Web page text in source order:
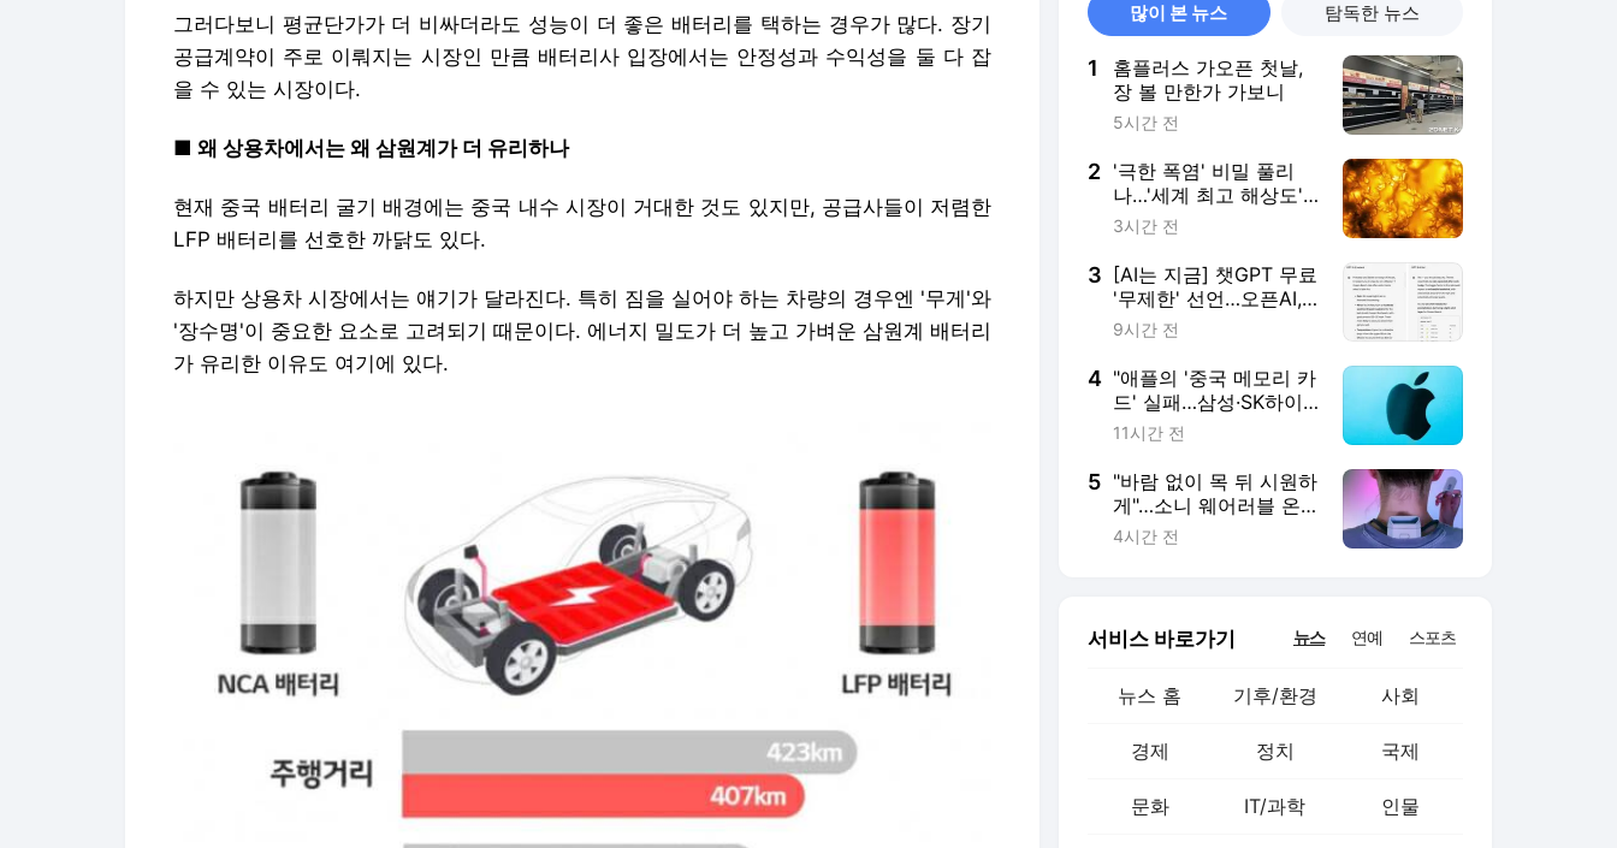
그러다보니 평균단가가 더 비싸더라도 성능이 더 좋은 배터리를 택하는 경우가 많다. 장기
공급계약이 주로 이뤄지는 시장인 만큼 배터리사 입장에서는 안정성과 수익성을 둘 다 잡
을 수 있는 시장이다.
■ 왜 상용차에서는 왜 삼원계가 더 유리하나
현재 중국 배터리 굴기 배경에는 중국 내수 시장이 거대한 것도 있지만, 공급사들이 저렴한
LFP 배터리를 선호한 까닭도 있다.
하지만 상용차 시장에서는 얘기가 달라진다. 특히 짐을 실어야 하는 차량의 경우엔 '무게'와
'장수명'이 중요한 요소로 고려되기 때문이다. 에너지 밀도가 더 높고 가벼운 삼원계 배터리
가 유리한 이유도 여기에 있다.
많이 본 뉴스 탐독한 뉴스
1
홈플러스 가오픈 첫날,
장 볼 만한가 가보니
5시간 전
2 '극한 폭염' 비밀 풀리
나…'세계 최고 해상도'
태양 표면 사진 공개
3시간 전
3
[AI는 지금] 챗GPT 무료
'무제한' 선언…오픈AI,
구독 전략 다시 짠다
9시간 전
4 "애플의 '중국 메모리 카
드' 실패…삼성·SK하이
닉스만 웃었다"
11시간 전
5 "바람 없이 목 뒤 시원하
게"…소니 웨어러블 온
도조절기 써보니
4시간 전
서비스 바로가기 뉴스 연예 스포츠
뉴스 홈 기후/환경 사회
경제 정치 국제
문화 IT/과학 인물